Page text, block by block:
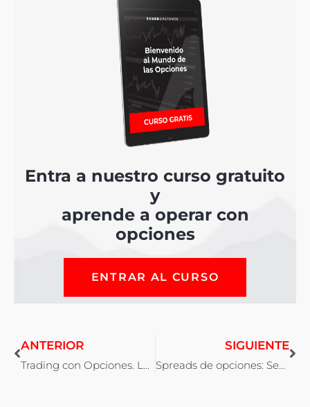
Entra a nuestro curso gratuito
y
aprende a operar con
opciones
ENTRAR AL CURSO
ANTERIOR
Trading con Opciones. La Acción del Mes: TSLA
SIGUIENTE
Spreads de opciones: Seguimiento Iron Condor de mayo